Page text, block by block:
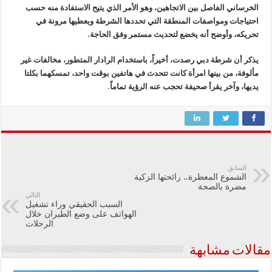
الخرساني الفاصل بين الاتجاهين، وهو الأمر الذي يتيح الاستفادة منه حسب
احتياجات ومواصفات المنطقة التي تحددها الشرطة ويعطيها مرونة في
تحريكه، وأوضح أنه يخضع لتحديث مستمر وفق الحاجة.
يذكر أن شرطة دبي رصدت، أخيراً، باستخدام الرادار المتطور، مخالفات غير
مألوفة، من بينها امرأة كانت تتحدث في هاتفين بوقت واحد، تمسكهما بكلتا
يديها، وآخر يقرأ صحيفة تحجب عنه الرؤية تماماً.
السابق
الشموع المعطرة.. رائحتها الزكية
مضرة بالصحة
التالي
السبب الحقيقي وراء تشغيل
الهواتف على وضع الطيران خلال
الرحلات
مقالات مشابهة